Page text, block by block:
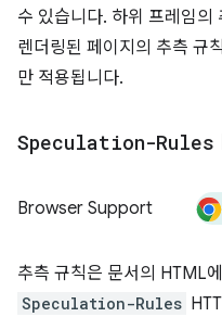
수 있습니다. 하위 프레임의
렌더링된 페이지의 추측 규
만 적용됩니다.
Speculation-Rules
Browser Support
추측 규칙은 문서의 HTML
Speculation-Rules